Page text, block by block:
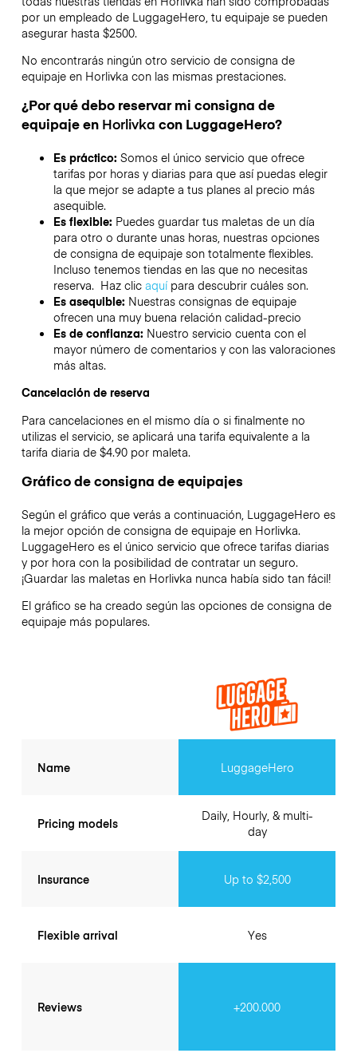
por un empleado de LuggageHero, tu equipaje se pueden
asegurar hasta $2500.
No encontrarás ningún otro servicio de consigna de
equipaje en Horlivka con las mismas prestaciones.
¿Por qué debo reservar mi consigna de
equipaje en Horlivka con LuggageHero?
Es práctico: Somos el único servicio que ofrece
tarifas por horas y diarias para que así puedas elegir
la que mejor se adapte a tus planes al precio más
asequible.
Es flexible: Puedes guardar tus maletas de un día
para otro o durante unas horas, nuestras opciones
de consigna de equipaje son totalmente flexibles.
Incluso tenemos tiendas en las que no necesitas
reserva. Haz clic aquípara descubrir cuáles son.
Es asequible: Nuestras consignas de equipaje
ofrecen una muy buena relación calidad-precio
Es de confianza: Nuestro servicio cuenta con el
mayor número de comentarios y con las valoraciones
más altas.
Cancelación de reserva
Para cancelaciones en el mismo día o si finalmente no
utilizas el servicio, se aplicará una tarifa equivalente a la
tarifa diaria de $4.90 por maleta.
Gráfico de consigna de equipajes
Según el gráfico que verás a continuación, LuggageHero es
la mejor opción de consigna de equipaje en Horlivka.
LuggageHero es el único servicio que ofrece tarifas diarias
y por hora con la posibilidad de contratar un seguro.
¡Guardar las maletas en Horlivka nunca había sido tan fácil!
El gráfico se ha creado según las opciones de consigna de
equipaje más populares.
Name
Pricing models
Insurance
Flexible arrival
Reviews
LuggageHero
Daily, Hourly, & multi-
day
Up to $2,500
Yes
+200.000